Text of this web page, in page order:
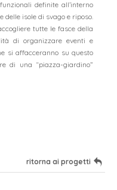
definite all’interno
delle isole di svago e riposo.
tutte le fasce della
di organizzare eventi e
si affacceranno su questo
di una “piazza-giardino”
ritorna ai progetti